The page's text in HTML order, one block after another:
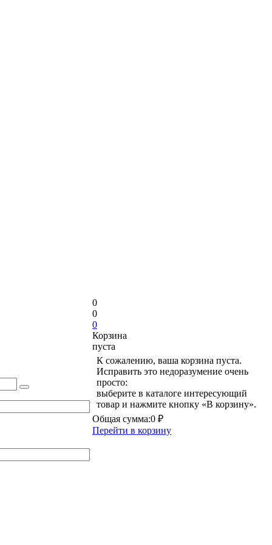
0
0
0
Корзина
пуста
К сожалению, ваша корзина пуста.
Исправить это недоразумение очень
просто:
выберите в каталоге интересующий
товар и нажмите кнопку «В корзину».
Общая сумма:0 ₽
Перейти в корзину